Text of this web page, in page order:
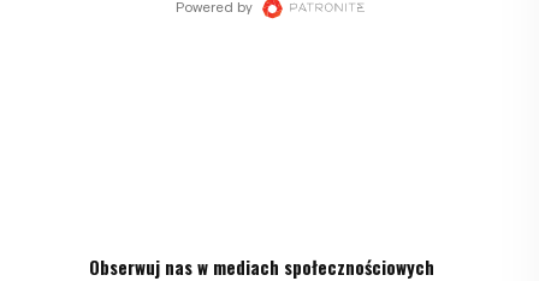
Obserwuj nas w mediach społecznościowych